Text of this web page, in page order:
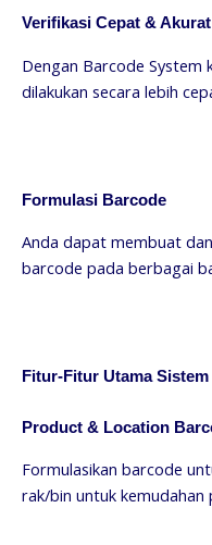
Verifikasi Cepat & Akurat
Dengan Barcode System
dilakukan secara lebih
Formulasi Barcode
Anda dapat membuat
barcode pada berbagai
Fitur-Fitur Utama
Product & Location
Formulasikan barcode
rak/bin untuk